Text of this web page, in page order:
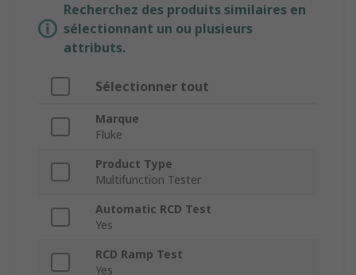
Recherchez des produits similaires en
sélectionnant un ou plusieurs
attributs.
Sélectionner tout
Marque
Fluke
Product Type
Multifunction Tester
Automatic RCD Test
Yes
RCD Ramp Test
Yes